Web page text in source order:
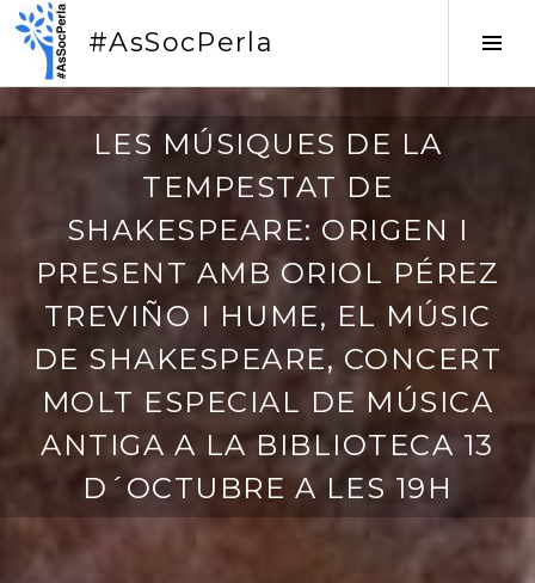
Vés
contingut
#AsSocPerla
0
6
/
1
0
/
2
2
5
LES MÚSIQUES DE LA
TEMPESTAT DE
SHAKESPEARE: ORIGEN I
PRESENT AMB ORIOL PÉREZ
TREVIÑO I HUME, EL MÚSIC
DE SHAKESPEARE, CONCERT
MOLT ESPECIAL DE MÚSICA
ANTIGA A LA BIBLIOTECA 13
D´OCTUBRE A LES 19H